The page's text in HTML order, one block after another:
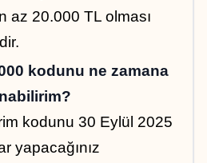
az 20.000 TL olması
kodunu ne zamana
kodunu 30 Eylül 2025
yapacağınız